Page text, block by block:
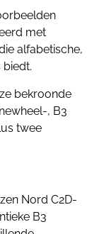
met
alfabetische,
bekroonde
, B3
twee
Nord C2D-
B3